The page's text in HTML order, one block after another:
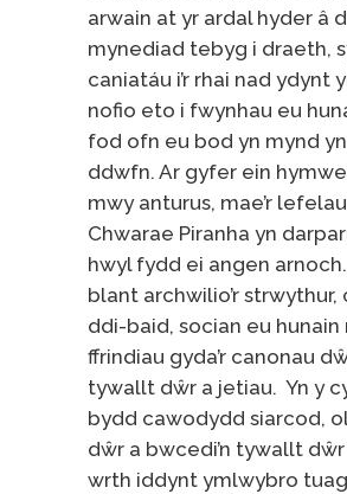
arwain at yr ardal hyder â
mynediad tebyg i draeth,
caniatáu i’r rhai nad ydynt
nofio eto i fwynhau eu
fod ofn eu bod yn mynd
ddwfn. Ar gyfer ein
mwy anturus, mae’r
Chwarae Piranha yn
hwyl fydd ei angen
blant archwilio’r strwythur,
ddi-baid, socian eu hunain
ffrindiau gyda’r canonau
tywallt dŵr a jetiau. Yn y
bydd cawodydd siarcod,
dŵr a bwcedi’n tywallt
wrth iddynt ymlwybro